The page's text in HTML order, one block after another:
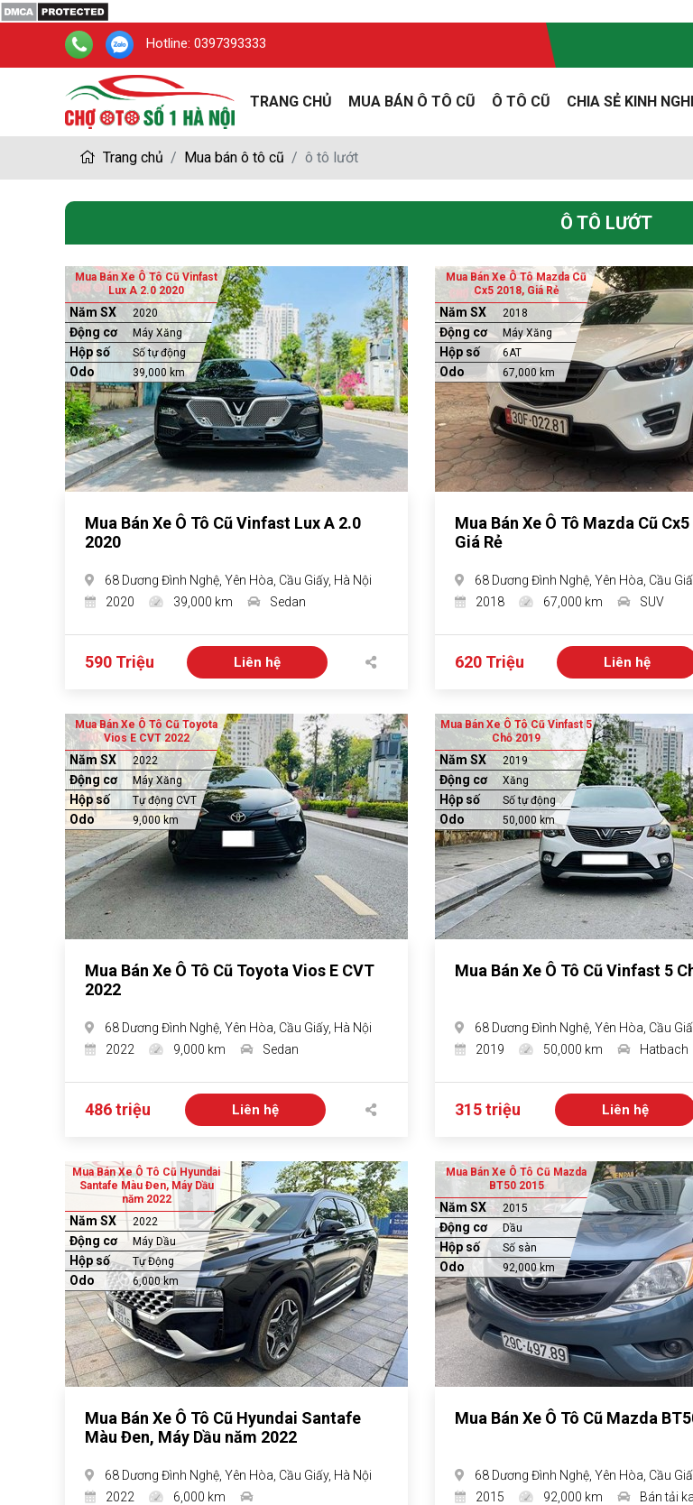
Hotline: 0397393333
TRANG CHỦ MUA BÁN Ô TÔ CŨ Ô TÔ CŨ CHIA SẺ KINH
Trang chủ Mua bán ô tô cũ ô tô lướt
Ô TÔ LƯỚT
Mua Bán Xe Ô Tô Cũ Vinfast
Lux A 2.0 2020
Năm SX 2020
Động cơ Máy Xăng
Hộp số Số tự động
Odo 39,000 km
Mua Bán Xe Ô Tô Cũ Vinfast Lux A 2.0
2020
68 Dương Đình Nghệ, Yên Hòa, Cầu Giấy, Hà Nội
2020
39,000 km Sedan
590 Triệu Liên hệ
Mua Bán Xe Ô Tô Mazda Cũ
Cx5 2018, Giá Rẻ
Năm SX 2018
Động cơ Máy Xăng
Hộp số 6AT
Odo 67,000 km
Mua Bán Xe Ô Tô Mazda Cũ
Giá Rẻ
68 Dương Đình Nghệ, Yên Hòa, Cầu
2018
67,000 km SUV
620 Triệu Liên hệ
Mua Bán Xe Ô Tô Cũ Toyota
Vios E CVT 2022
Năm SX 2022
Động cơ Máy Xăng
Hộp số Tự động CVT
Odo 9,000 km
Mua Bán Xe Ô Tô Cũ Toyota Vios E CVT
2022
68 Dương Đình Nghệ, Yên Hòa, Cầu Giấy, Hà Nội
2022
9,000 km Sedan
486 triệu Liên hệ
Mua Bán Xe Ô Tô Cũ Vinfast 5
Chỗ 2019
Năm SX 2019
Động cơ Xăng
Hộp số Số tự động
Odo 50,000 km
Mua Bán Xe Ô Tô Cũ Vinfast 5
68 Dương Đình Nghệ, Yên Hòa, Cầu
2019
50,000 km Hatbach
315 triệu Liên hệ
Mua Bán Xe Ô Tô Cũ Hyundai
Santafe Màu Đen, Máy Dầu
năm 2022
Năm SX 2022
Động cơ Máy Dầu
Hộp số Tự Động
Odo 6,000 km
Mua Bán Xe Ô Tô Cũ Hyundai Santafe
Màu Đen, Máy Dầu năm 2022
68 Dương Đình Nghệ, Yên Hòa, Cầu Giấy, Hà Nội
2022
6,000 km
Mua Bán Xe Ô Tô Cũ Mazda
BT50 2015
Năm SX 2015
Động cơ Dầu
Hộp số Số sàn
Odo 92,000 km
Mua Bán Xe Ô Tô Cũ Mazda
68 Dương Đình Nghệ, Yên Hòa, Cầu
2015
92,000 km Bán tải